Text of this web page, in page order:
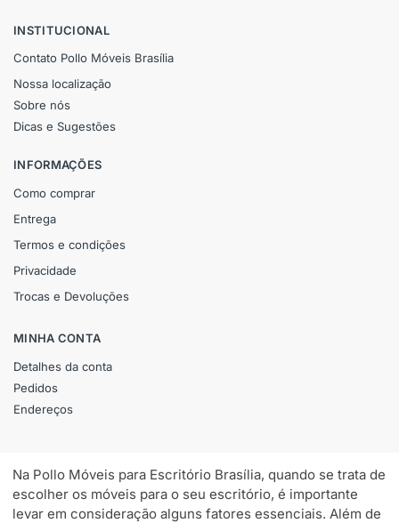
INSTITUCIONAL
Contato Pollo Móveis Brasília
Nossa localização
Sobre nós
Dicas e Sugestões
INFORMAÇÕES
Como comprar
Entrega
Termos e condições
Privacidade
Trocas e Devoluções
MINHA CONTA
Detalhes da conta
Pedidos
Endereços
Na Pollo Móveis para Escritório Brasília, quando se trata de
escolher os móveis para o seu escritório, é importante
levar em consideração alguns fatores essenciais. Além de